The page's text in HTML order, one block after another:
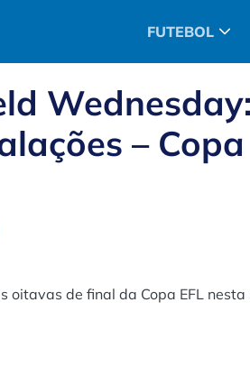
FUTEBOL
–
de final da Copa EFL